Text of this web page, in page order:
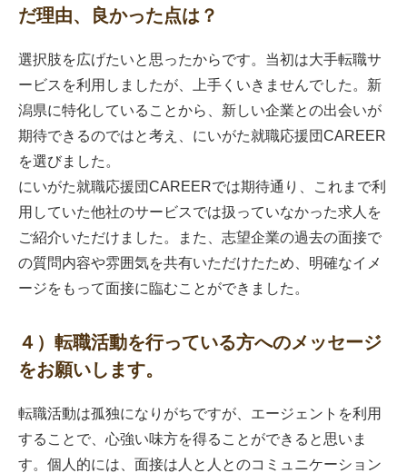
だ理由、良かった点は？
選択肢を広げたいと思ったからです。当初は大手転職サ
ービスを利用しましたが、上手くいきませんでした。新
潟県に特化していることから、新しい企業との出会いが
期待できるのではと考え、にいがた就職応援団CAREER
を選びました。
にいがた就職応援団CAREERでは期待通り、これまで利
用していた他社のサービスでは扱っていなかった求人を
ご紹介いただけました。また、志望企業の過去の面接で
の質問内容や雰囲気を共有いただけたため、明確なイメ
ージをもって面接に臨むことができました。
４）転職活動を行っている方へのメッセージ
をお願いします。
転職活動は孤独になりがちですが、エージェントを利用
することで、心強い味方を得ることができると思いま
す。個人的には、面接は人と人とのコミュニケーション